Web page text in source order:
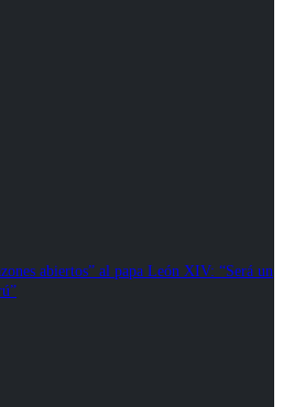
abiertos” al papa León XIV: “Será un